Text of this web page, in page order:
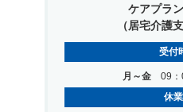
ケアプラ
（居宅介護
受付
月～金09：
休